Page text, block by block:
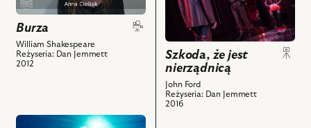
Videoblog
przed
premierą,
odc.
z
Burza
William Shakespeare
Reżyseria: Dan Jemmett
2012
Szkoda,
jest
nierządnicą,
Na
zdjęciu:
Antoni
Szkoda, że jest
nierządnicą
John Ford
Reżyseria: Dan Jemmett
2016
przejdź